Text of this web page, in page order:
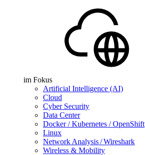
im Fokus
Artificial Intelligence (AI)
Cloud
Cyber Security
Data Center
Docker / Kubernetes / OpenShift
Linux
Network Analysis / Wireshark
Wireless & Mobility